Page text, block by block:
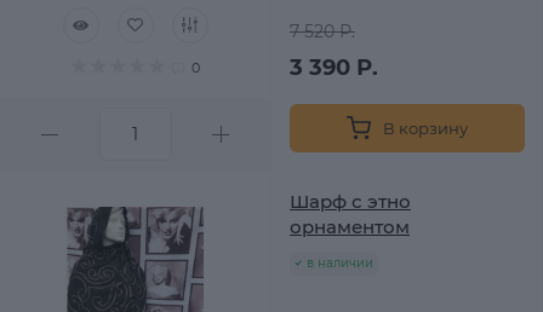
0
7 520 Р.
3 390 Р.
В корзину
Шарф с этно
орнаментом
в наличии